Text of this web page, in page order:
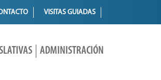
VISITAS GUIADAS
ADMINISTRACIÓN